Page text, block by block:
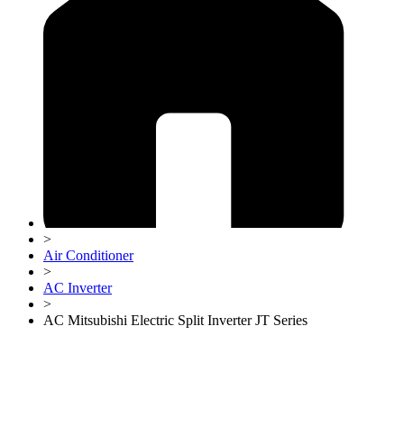
>
Air Conditioner
>
AC Inverter
>
AC Mitsubishi Electric Split Inverter JT Series